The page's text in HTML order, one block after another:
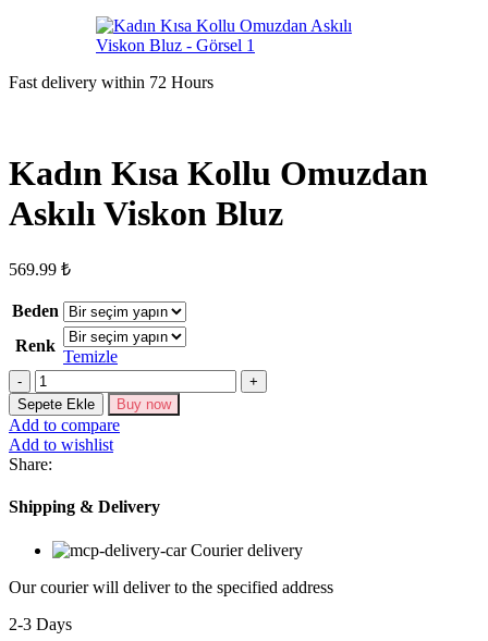
Fast delivery within 72 Hours
Kadın Kısa Kollu Omuzdan
Askılı Viskon Bluz
569.99 ₺
Beden
Renk
Temizle
Kadın
Kısa
Kollu
Omuzdan
Askılı
Viskon
Bluz
adet
Sepete Ekle Buy now
Add to compare
Add to wishlist
Share:
Shipping & Delivery
Courier delivery
Our courier will deliver to the specified address
2-3 Days